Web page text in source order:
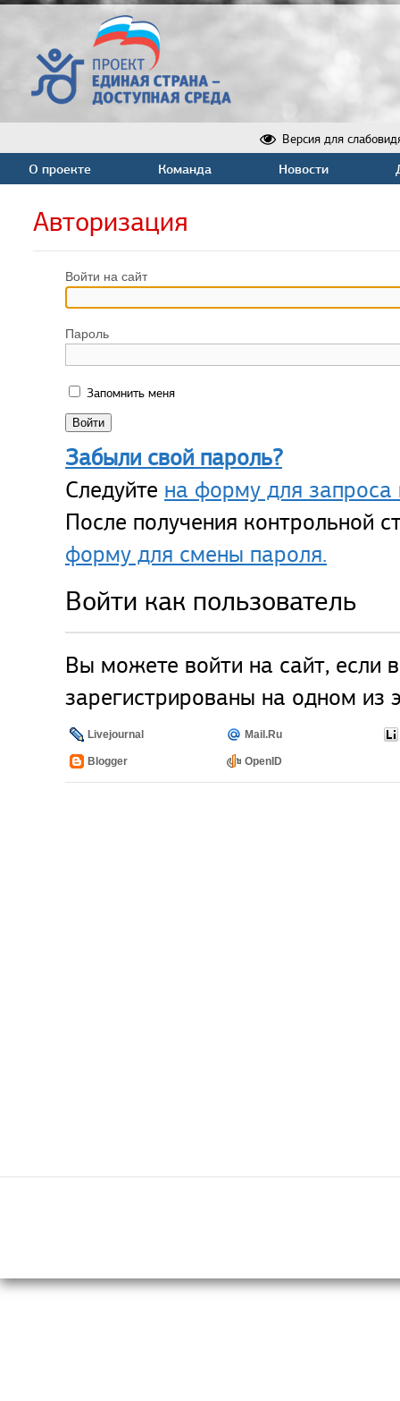
Версия для
О проекте Команда Новости
Авторизация
Войти на сайт
Пароль
Запомнить меня
Забыли свой пароль?
Следуйте на форму для запроса
После получения контрольной
форму для смены пароля.
Войти как пользователь
Вы можете войти на сайт, если
зарегистрированы на одном из
Livejournal Mail.Ru
Blogger OpenID